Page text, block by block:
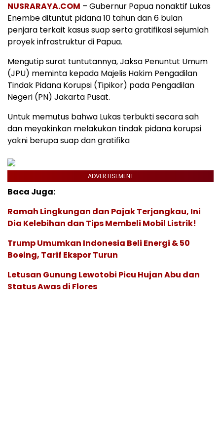
NUSRARAYA.COM – Gubernur Papua nonaktif Lukas
Enembe dituntut pidana 10 tahun dan 6 bulan
penjara terkait kasus suap serta gratifikasi sejumlah
proyek infrastruktur di Papua.
Mengutip surat tuntutannya, Jaksa Penuntut Umum
(JPU) meminta kepada Majelis Hakim Pengadilan
Tindak Pidana Korupsi (Tipikor) pada Pengadilan
Negeri (PN) Jakarta Pusat.
Untuk memutus bahwa Lukas terbukti secara sah
dan meyakinkan melakukan tindak pidana korupsi
yakni berupa suap dan gratifika
ADVERTISEMENT
Baca Juga:
Ramah Lingkungan dan Pajak Terjangkau, Ini
Dia Kelebihan dan Tips Membeli Mobil Listrik!
Trump Umumkan Indonesia Beli Energi & 50
Boeing, Tarif Ekspor Turun
Letusan Gunung Lewotobi Picu Hujan Abu dan
Status Awas di Flores